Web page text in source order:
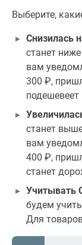
Выберите,
Снизилась
станет
вам
300 ₽,
станет
вам
400 ₽,
станет
Учитывать
будем
Для